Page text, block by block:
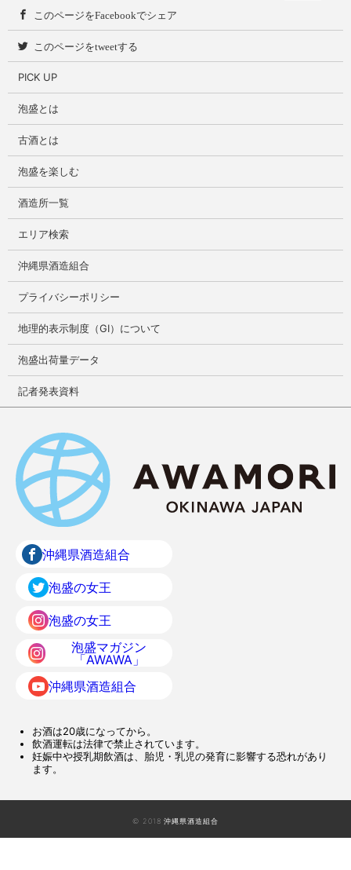
このページをFacebookでシェア
このページをtweetする
PICK UP
泡盛とは
古酒とは
泡盛を楽しむ
酒造所一覧
エリア検索
沖縄県酒造組合
プライバシーポリシー
地理的表示制度（GI）について
泡盛出荷量データ
記者発表資料
沖縄県酒造組合
泡盛の女王
泡盛の女王
泡盛マガジン
「AWAWA」
沖縄県酒造組合
お酒は20歳になってから。
飲酒運転は法律で禁止されています。
妊娠中や授乳期飲酒は、胎児・乳児の発育に影響する恐れがあり
ます。
© 2018 沖縄県酒造組合